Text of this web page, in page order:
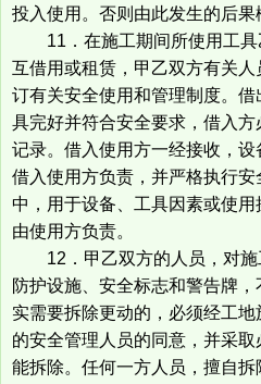
投入使用。否则由此发生的后果
11．在施工期间所使用工具
互借用或租赁，甲乙双方有关人
订有关安全使用和管理制度。
具完好并符合安全要求，借入
记录。借入使用方一经接收，
借入使用方负责，并严格执行
中，用于设备、工具因素或使用
由使用方负责。
12．甲乙双方的人员，对施
防护设施、安全标志和警告牌
实需要拆除更动的，必须经工
的安全管理人员的同意，并采
能拆除。任何一方人员，擅自